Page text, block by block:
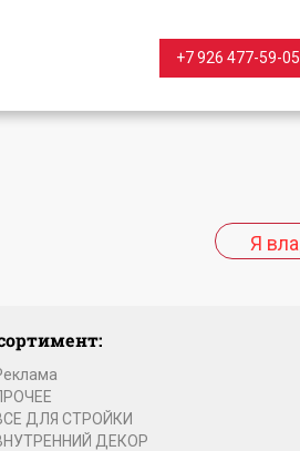
+7 926 477-59-05
ДЛЯ СТРОЙКИ
ДЕКОР